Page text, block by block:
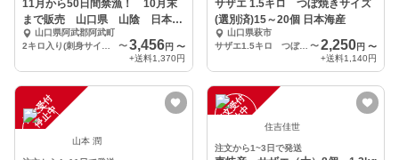
11月から50日間禁漁！ 10月末
まで販売 山口県 山陰 日本海
の旨いサザエ
山口県阿武郡阿武町
〜 3,456円 〜
+送料1,370円
サザエ 1.5キロ つぼ焼きサイズ
(選別済)15～20個 日本海産
山口県萩市
サザエ1.5キロ つぼ焼きサイズ16～20個
〜2,250円 〜
+送料1,140円
注
文
受
付
停
止
中
山本 潤
注
文
受
付
停
止
中 住吉佳世
注文から1~3日で発送